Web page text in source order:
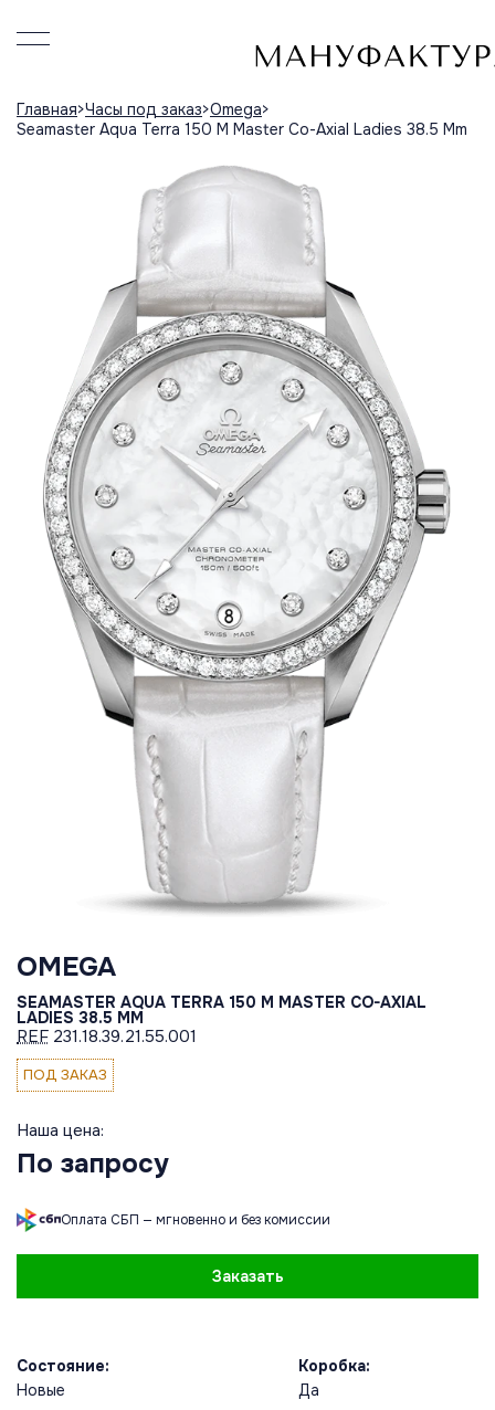
Главная Часы под заказ Omega
Seamaster Aqua Terra 150 M Master Co-Axial Ladies 38.5 Mm
OMEGA
SEAMASTER AQUA TERRA 150 M MASTER CO-AXIAL
LADIES 38.5 MM
REF 231.18.39.21.55.001
ПОД ЗАКАЗ
Наша цена:
По запросу
Оплата СБП — мгновенно и без комиссии
Заказать
Состояние:
Новые
Коробка:
Да